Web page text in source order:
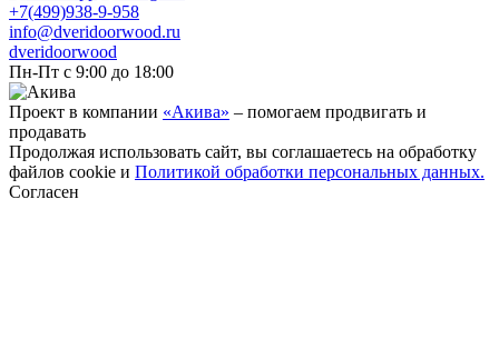
+7(499)938-9-958
info@dveridoorwood.ru
dveridoorwood
Пн-Пт с 9:00 до 18:00
Проект в компании «Акива» – помогаем продвигать и
продавать
Продолжая использовать сайт, вы соглашаетесь на обработку
файлов cookie и Политикой обработки персональных данных.
Согласен